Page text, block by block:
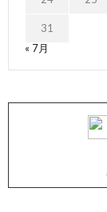
31
« 7月